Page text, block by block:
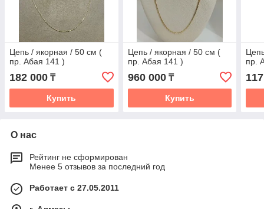
Цепь / якорная / 50 см (
пр. Абая 141 )
182 000 ₸
Купить
Цепь / якорная / 50 см (
пр. Абая 141 )
960 000₸
Купить
пр.
О нас
Рейтинг не сформирован
Менее 5 отзывов за последний год
Работает с 27.05.2011